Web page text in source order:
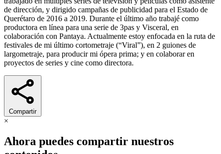
de dirección, y dirigido campañas de publicidad para el Estado de
Querétaro de 2016 a 2019. Durante el último año trabajé como
productora en línea para una serie de 3pas y Visceral, en
colaboración con Pantaya. Actualmente estoy enfocada en la ruta de
festivales de mi último cortometraje (“Viral”), en 2 guiones de
largometraje, para producir mi ópera prima; y en colaborar en
proyectos de series y cine como directora.
Compartir
×
Ahora puedes compartir nuestros